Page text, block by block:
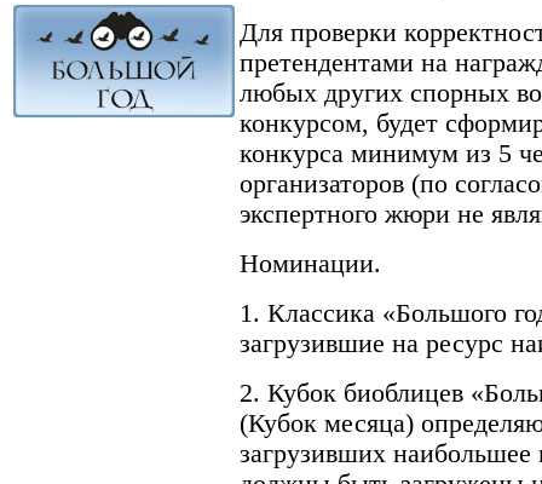
Для проверки
претендентами на
любых других спорных
конкурсом, будет
конкурса минимум из 5
организаторов (по
экспертного жюри не
Номинации.
1. Классика «Большого
загрузившие на ресурс
2. Кубок биоблицев
(Кубок месяца)
загрузивших наибольшее